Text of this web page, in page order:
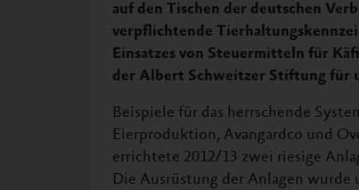
auf den Tischen der deutschen
verpflichtende
Einsatzes von Steuermitteln für
der Albert Schweitzer Stiftung für
Beispiele für das herrschende
Eierproduktion, Avangardco und
errichtete 2012/13 zwei riesige
Die Ausrüstung der Anlagen wurde